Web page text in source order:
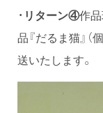
・ リターン④作
品『だるま猫』
送いたします。